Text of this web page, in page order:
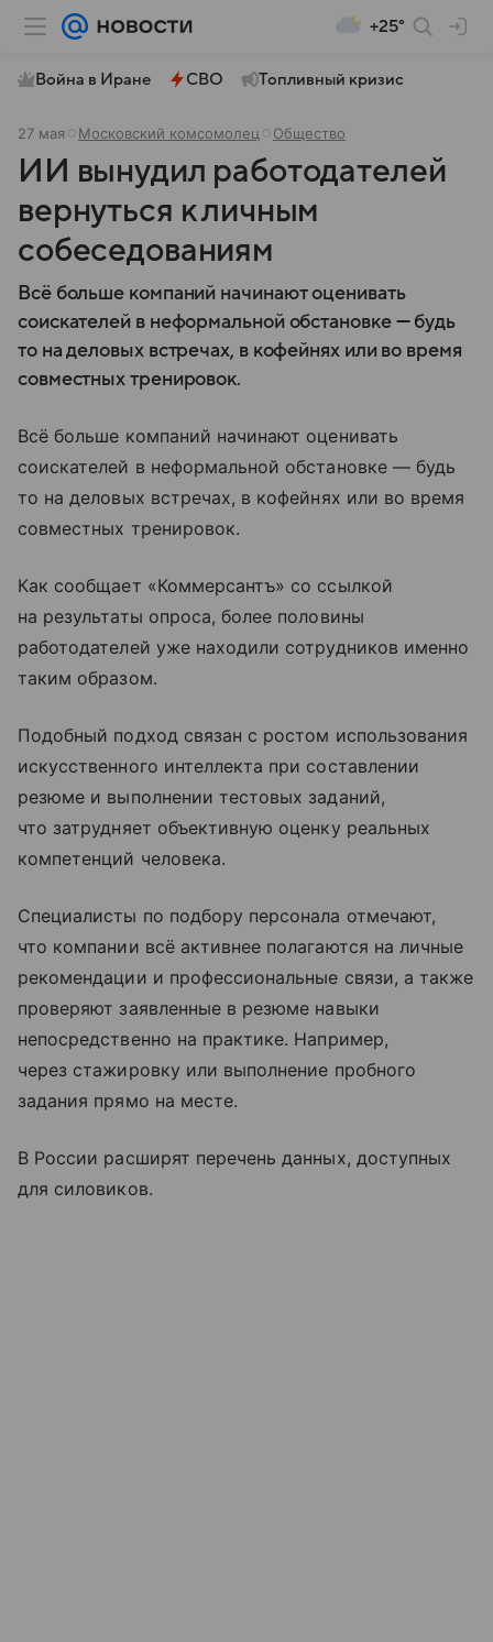
+25°
Война в Иране СВО Топливный кризис
27 мая Московский комсомолец Общество
ИИ вынудил работодателей
вернуться к личным
собеседованиям
Всё больше компаний начинают оценивать
соискателей в неформальной обстановке — будь
то на деловых встречах, в кофейнях или во время
совместных тренировок.
Всё больше компаний начинают оценивать
соискателей в неформальной обстановке — будь
то на деловых встречах, в кофейнях или во время
совместных тренировок.
Как сообщает «Коммерсантъ» со ссылкой
на результаты опроса, более половины
работодателей уже находили сотрудников именно
таким образом.
Подобный подход связан с ростом использования
искусственного интеллекта при составлении
резюме и выполнении тестовых заданий,
что затрудняет объективную оценку реальных
компетенций человека.
Специалисты по подбору персонала отмечают,
что компании всё активнее полагаются на личные
рекомендации и профессиональные связи, а также
проверяют заявленные в резюме навыки
непосредственно на практике. Например,
через стажировку или выполнение пробного
задания прямо на месте.
В России расширят перечень данных, доступных
для силовиков.